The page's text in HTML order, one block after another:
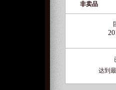
非卖品
达到